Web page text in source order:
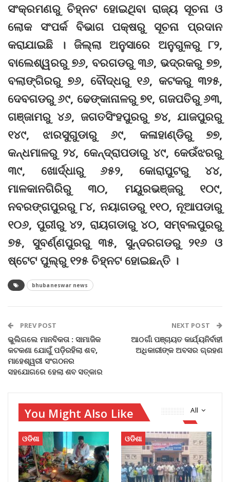
ସଂକ୍ରମଣରୁ ଚିହ୍ନଟ ହୋଇଥିବା ରାଜ୍ୟ ସୂଚନା ଓ
ଲୋକ ସଂପର୍କ ବିଭାଗ ପକ୍ଷରୁ ସୂଚନା ପ୍ରଦାନ
କରାଯାଇଛି । ଜିଲ୍ଲା ଅନୁସାରେ ଅନୁଗୁଳରୁ ୮୨,
ବାଲେଶ୍ୱରରୁ ୭୬, ବରଗଡରୁ ୩୬, ଭଦ୍ରକରୁ ୭୭,
ବଲାଙ୍ଗିରରୁ ୭୬, ବୌଦ୍ଧରୁ ୧୬, କଟକରୁ ୩୨୫,
ଦେବଗଡରୁ ୬୯, ଢେଙ୍କାନାଳରୁ ୭୧, ଗଜପତିରୁ ୬୩,
ଗଞ୍ଜାମରୁ ୪୬, ଜଗତସିଂହପୁରରୁ ୭୪, ଯାଜପୁରରୁ
୧୪୯, ଝାରସୁଗୁଡାରୁ ୬୯, କଳାହାଣ୍ଡିରୁ ୭୭,
କନ୍ଧମାଳରୁ ୨୪, କେନ୍ଦ୍ରାପଡାରୁ ୪୯, କେଉଁଝରରୁ
୩୯, ଖୋର୍ଦ୍ଧାରୁ ୬୫୨, କୋରାପୁଟରୁ ୪୪,
ମାଳକାନଗିରିରୁ ୩୦, ମୟୁରଭଞ୍ଜରୁ ୧୦୯,
ନବରଙ୍ଗପୁରରୁ ୮୪, ନୟାଗଡରୁ ୧୧୦, ନୂଆପଡାରୁ
୧୦୬, ପୁରୀରୁ ୪୨, ରାୟଗଡାରୁ ୪୦, ସମ୍ବଲପୁରରୁ
୭୫, ସୁବର୍ଣ୍ଣପୁରରୁ ୩୫, ସୁନ୍ଦରଗଡରୁ ୨୧୬ ଓ
ଷ୍ଟେଟ ପୁଲ୍‌ରୁ ୧୨୫ ଚିହ୍ନଟ ହୋଇଛନ୍ତି ।
bhubaneswar news
PREV POST
ଭୁଲିଗଲେ ମାନବିକତା : ସାମାଜିକ
କଟକଣା ଯୋଗୁଁ ପଡ଼ିରହିଲା ଶବ,
ମାହେଶ୍ୱରୀ ସଂଗଠନର
ସହଯୋଗରେ ହେଲା ଶବ ସତ୍କାର
NEXT POST
ଆଠଗାଁ ପଞ୍ଚାୟତ କାର୍ଯ୍ୟନିର୍ବାହୀ
ଅଧିକାରୀଙ୍କ ଅବସର ଗ୍ରହଣ
All
You Might Also Like
ଓଡିଶା ଓଡିଶା